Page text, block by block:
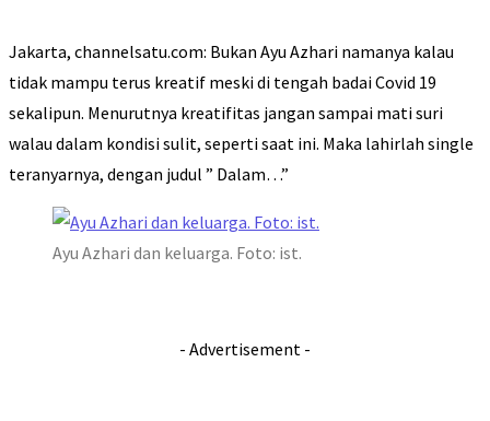
Jakarta, channelsatu.com: Bukan Ayu Azhari namanya kalau
tidak mampu terus kreatif meski di tengah badai Covid 19
sekalipun. Menurutnya kreatifitas jangan sampai mati suri
walau dalam kondisi sulit, seperti saat ini. Maka lahirlah single
teranyarnya, dengan judul ” Dalam…”
Ayu Azhari dan keluarga. Foto: ist.
- Advertisement -